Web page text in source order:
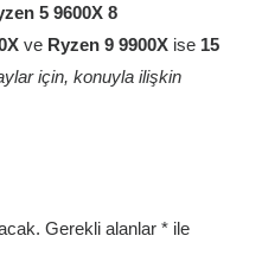
5 9600X 8
ve Ryzen 9 9900X ise 15
için, konuyla ilişkin
Gerekli alanlar *ile